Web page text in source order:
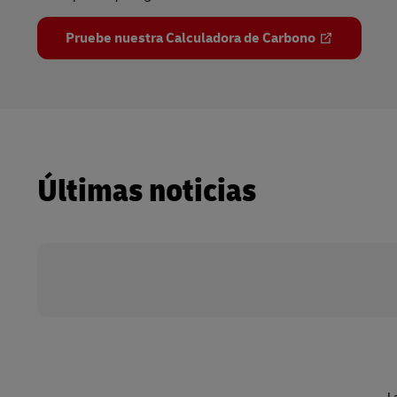
Pruebe nuestra Calculadora de Carbono
Últimas noticias